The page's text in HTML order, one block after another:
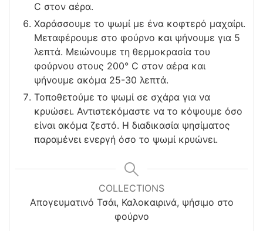
C στον αέρα.
Χαράσσουμε το ψωμί με ένα κοφτερό μαχαίρι.
Μεταφέρουμε στο φούρνο και ψήνουμε για 5
λεπτά. Μειώνουμε τη θερμοκρασία του
φούρνου στους 200° C στον αέρα και
ψήνουμε ακόμα 25-30 λεπτά.
Τοποθετούμε το ψωμί σε σχάρα για να
κρυώσει. Αντιστεκόμαστε να το κόψουμε όσο
είναι ακόμα ζεστό. Η διαδικασία ψησίματος
παραμένει ενεργή όσο το ψωμί κρυώνει.
COLLECTIONS
Απογευματινό Τσάι, Καλοκαιρινά, ψήσιμο στο
φούρνο